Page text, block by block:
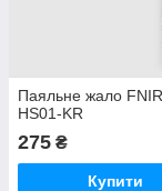
Паяльне жало
HS01-KR
275 ₴
Купити